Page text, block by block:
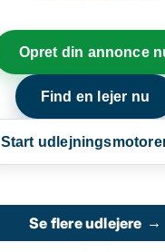
Opret din annonce
Find en lejer nu
Start
Se flere udlejere →